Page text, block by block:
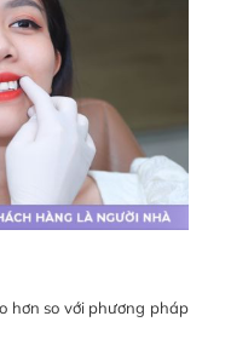
hơn so với phương pháp